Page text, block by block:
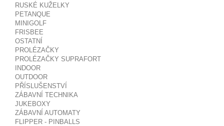
RUSKÉ KUŽELKY
PETANQUE
MINIGOLF
FRISBEE
OSTATNÍ
PROLÉZAČKY
PROLÉZAČKY SUPRAFORT
INDOOR
OUTDOOR
PŘÍSLUŠENSTVÍ
ZÁBAVNÍ TECHNIKA
JUKEBOXY
ZÁBAVNÍ AUTOMATY
FLIPPER - PINBALLS